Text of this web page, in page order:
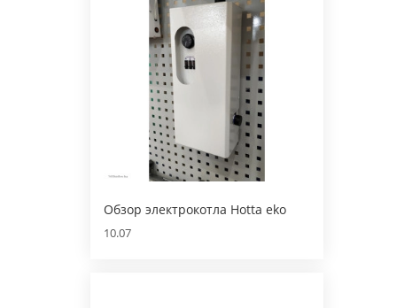
Обзор электрокотла Hotta eko
10.07